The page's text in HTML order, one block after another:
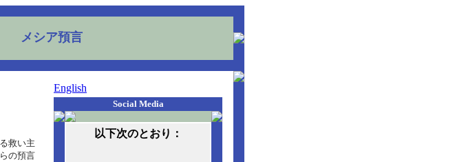
メシア預言
救い主
の預言
English
Social Media
以下次のとおり：